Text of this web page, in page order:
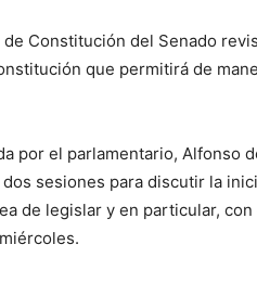
Constitución del Senado
que permitirá de
por el parlamentario, Alfonso
sesiones para discutir la
de legislar y en particular,